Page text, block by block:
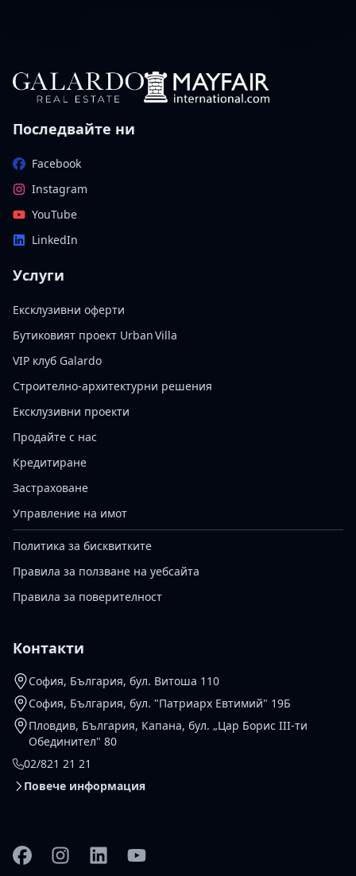
Последвайте ни
Facebook
Instagram
YouTube
LinkedIn
Услуги
Ексклузивни оферти
Бутиковият проект Urban Villa
VIP клуб Galardo
Строително-архитектурни решения
Ексклузивни проекти
Продайте с нас
Кредитиране
Застраховане
Управление на имот
Политика за бисквитките
Правила за ползване на уебсайта
Правила за поверителност
Контакти
София, България, бул. Витоша 110
София, България, бул. "Патриарх Евтимий" 19Б
Пловдив, България, Капана, бул. „Цар Борис III-ти
Обединител" 80
02/821 21 21
Повече информация
FacebookInstagramLinkedinYouTube